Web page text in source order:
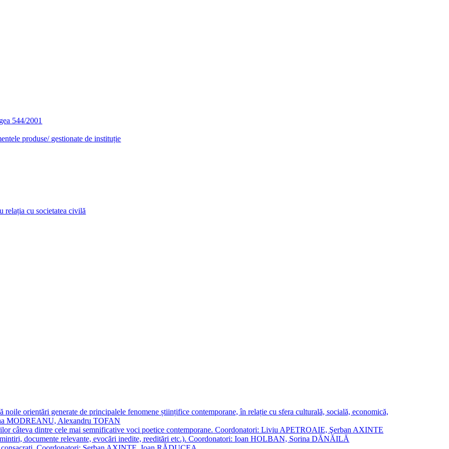
544/2001
produse/ gestionate de instituție
relația cu societatea civilă
noile orientări generate de principalele fenomene științifice contemporane, în relație cu sfera culturală, socială, economică,
MODREANU, Alexandru TOFAN
câteva dintre cele mai semnificative voci poetice contemporane. Coordonatori: Liviu APETROAIE, Şerban AXINTE
documente relevante, evocări inedite, reeditări etc.). Coordonatori: Ioan HOLBAN, Sorina DĂNĂILĂ